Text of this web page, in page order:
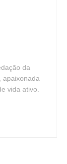
da
apaixonada
vida ativo.